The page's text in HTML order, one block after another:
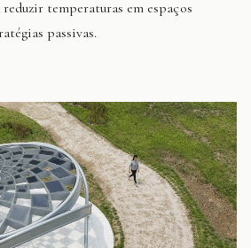
temperaturas em espaços
passivas.